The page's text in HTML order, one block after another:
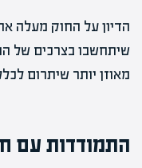
הדיון על החוק מעלה
שיתחשבו בצרכים של
מאוזן יותר שיתרום
התמודדות עם